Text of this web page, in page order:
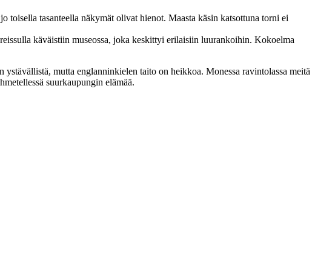
toisella tasanteella näkymät olivat hienot. Maasta käsin katsottuna torni ei
käväistiin museossa, joka keskittyi erilaisiin luurankoihin. Kokoelma
mutta englanninkielen taito on heikkoa. Monessa ravintolassa meitä
suurkaupungin elämää.